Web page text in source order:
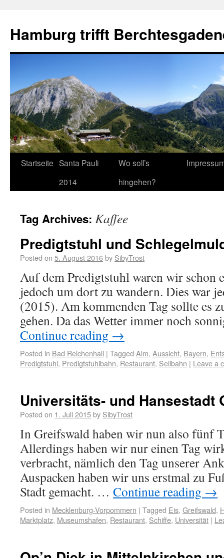
Hamburg trifft
Startseite Santa Pauli
2014
Wo soll’s
hingehen?
Tag Archives: Kaffee
Predigtstuhl und
Posted on 5. August 2016by SibyTrost
Auf dem Predigtstuhl waren wir schon
jedoch um dort zu wandern. Dies war
(2015). Am kommenden Tag sollte es
gehen. Da das Wetter immer noch
Continue reading →
Posted in Bad Reichenhall | Tagged Alm, Aussicht, Bayern,
Predigtstuhl, Predigtstuhlbahn, Restaurant, Seilbahn | Leave a
Universitäts- und Hansestadt
Posted on 1. Juli 2015by SibyTrost
In Greifswald haben wir nun also fünf
Allerdings haben wir nur einen Tag
verbracht, nämlich den Tag unserer
Auspacken haben wir uns erstmal zu
Stadt gemacht. … Continue reading →
Posted in Mecklenburg-Vorpommern | Tagged Eis, Greifswald,
Marktplatz, Museumshafen, Restaurant, Schiffe, Universität |